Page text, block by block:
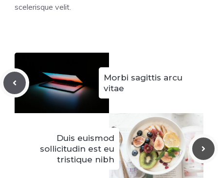
scelerisque velit.
Morbi sagittis arcu
vitae
Duis euismod
sollicitudin est eu
tristique nibh